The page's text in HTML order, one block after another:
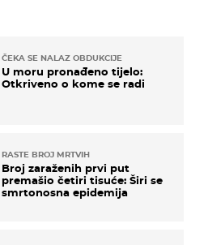
ČEKA SE NALAZ OBDUKCIJE
U moru pronađeno tijelo:
Otkriveno o kome se radi
RASTE BROJ MRTVIH
Broj zaraženih prvi put
premašio četiri tisuće: Širi se
smrtonosna epidemija